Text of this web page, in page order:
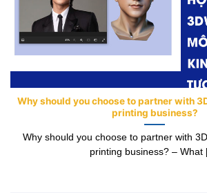
Why should you choose to partner with
printing business?
Why should you choose to partner with
printing business? – What